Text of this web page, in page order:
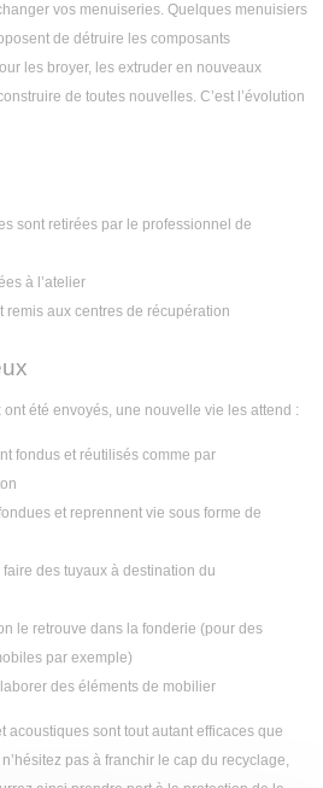
vos menuiseries. Quelques menuisiers
de détruire les composants
les broyer, les extruder en nouveaux
de toutes nouvelles. C’est l’évolution
sont retirées par le professionnel de
à l’atelier
remis aux centres de récupération
été envoyés, une nouvelle vie les attend :
fondus et réutilisés comme par
et reprennent vie sous forme de
des tuyaux à destination du
le retrouve dans la fonderie (pour des
par exemple)
des éléments de mobilier
acoustiques sont tout autant efficaces que
pas à franchir le cap du recyclage,